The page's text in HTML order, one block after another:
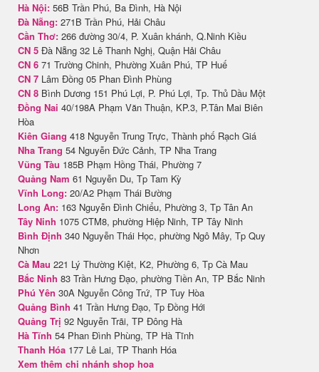
Hà Nội: 56B Trần Phú, Ba Đình, Hà Nội
Đà Nẵng: 271B Trần Phú, Hải Châu
Cần Thơ: 266 đường 30/4, P. Xuân khánh, Q.Ninh Kiều
CN 5 Đà Nẵng 32 Lê Thanh Nghị, Quận Hải Châu
CN 6 71 Trường Chinh, Phường Xuân Phú, TP Huế
CN 7 Lâm Đồng 05 Phan Đình Phùng
CN 8 Bình Dương 151 Phú Lợi, P. Phú Lợi, Tp. Thủ Dầu Một
Đồng Nai 40/198A Phạm Văn Thuận, KP.3, P.Tân Mai Biên
Hòa
Kiên Giang 418 Nguyễn Trung Trực, Thành phố Rạch Giá
Nha Trang 54 Nguyễn Đức Cảnh, TP Nha Trang
Vũng Tàu 185B Phạm Hồng Thái, Phường 7
Quảng Nam 61 Nguyễn Du, Tp Tam Kỳ
Vĩnh Long: 20/A2 Phạm Thái Bường
Long An: 163 Nguyễn Đình Chiểu, Phường 3, Tp Tân An
Tây Ninh 1075 CTM8, phường Hiệp Ninh, TP Tây Ninh
Bình Định 340 Nguyễn Thái Học, phường Ngô Mây, Tp Quy
Nhơn
Cà Mau 221 Lý Thường Kiệt, K2, Phường 6, Tp Cà Mau
Bắc Ninh 83 Trần Hưng Đạo, phường Tiền An, TP Bắc Ninh
Phú Yên 30A Nguyễn Công Trứ, TP Tuy Hòa
Quảng Bình 41 Trần Hưng Đạo, Tp Đồng Hới
Quảng Trị 92 Nguyễn Trãi, TP Đông Hà
Hà Tĩnh 54 Phan Đình Phùng, TP Hà Tĩnh
Thanh Hóa 177 Lê Lai, TP Thanh Hóa
Xem thêm chi nhánh shop hoa